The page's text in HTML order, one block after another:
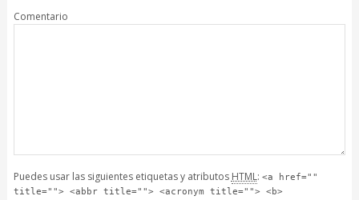
Comentario
Puedes usar las siguientes etiquetas y atributos HTML: <a href=""
title=""> <abbr title=""> <acronym title=""> <b>